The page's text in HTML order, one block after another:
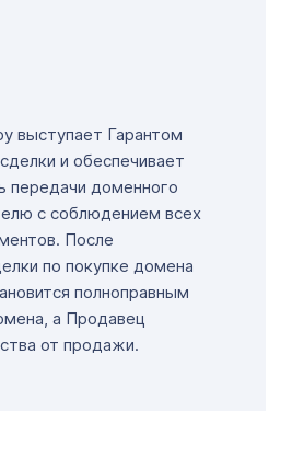
выступает Гарантом
и обеспечивает
передачи доменного
с соблюдением всех
После
по покупке домена
полноправным
а Продавец
от продажи.